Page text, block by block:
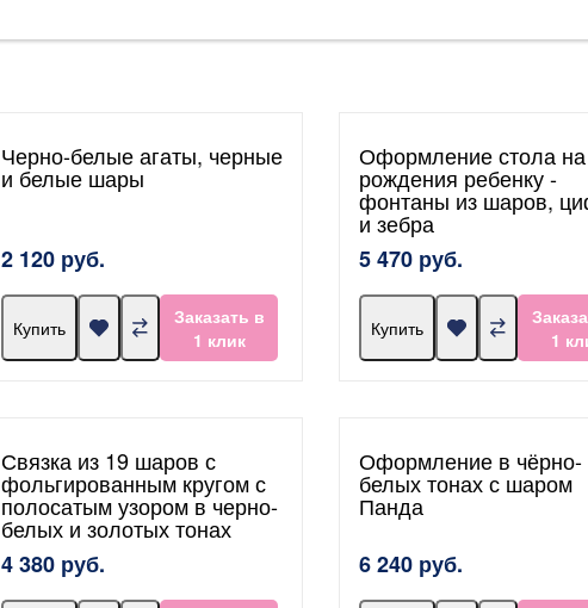
Черно-белые агаты, черные
и белые шары
2 120 руб.
Купить
Заказать в
1 клик
Оформление стола
рождения ребенку -
фонтаны из шаров,
и зебра
5 470 руб.
Купить
1
Связка из 19 шаров с
фольгированным кругом с
полосатым узором в черно-
белых и золотых тонах
4 380 руб.
Оформление в чёрно-
белых тонах с шаром
Панда
6 240 руб.